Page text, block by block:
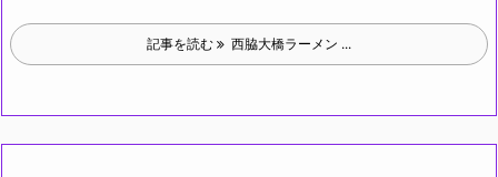
記事を読む 西脇大橋ラーメン ...